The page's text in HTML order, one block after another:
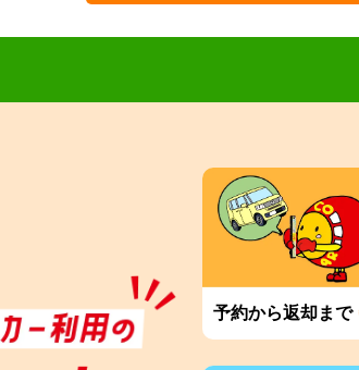
予約から返却まで